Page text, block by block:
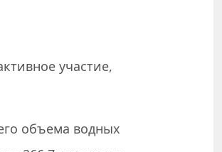
участие,
объема водных